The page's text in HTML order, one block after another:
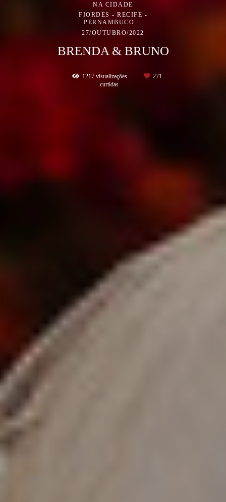
NA CIDADE
FIORDES - RECIFE -
PERNAMBUCO
27/OUTUBRO/2022
BRENDA & BRUNO
1217visualizações
271
curtidas